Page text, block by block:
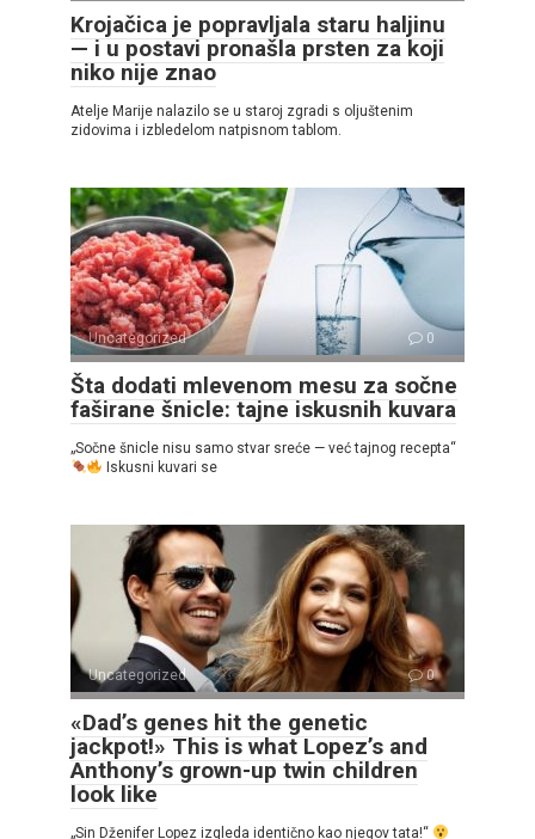
Krojačica je popravljala staru haljinu
— i u postavi pronašla prsten za koji
niko nije znao
Atelje Marije nalazilo se u staroj zgradi s oljuštenim
zidovima i izbledelom natpisnom tablom.
Uncategorized 0
Šta dodati mlevenom mesu za sočne
faširane šnicle: tajne iskusnih kuvara
„Sočne šnicle nisu samo stvar sreće — već tajnog recepta“
Iskusni kuvari se
Uncategorized 0
«Dad’s genes hit the genetic
jackpot!» This is what Lopez’s and
Anthony’s grown-up twin children
look like
„Sin Dženifer Lopez izgleda identično kao njegov tata!“